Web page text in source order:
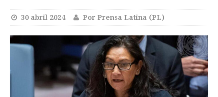
30 abril 2024 Por Prensa Latina (PL)